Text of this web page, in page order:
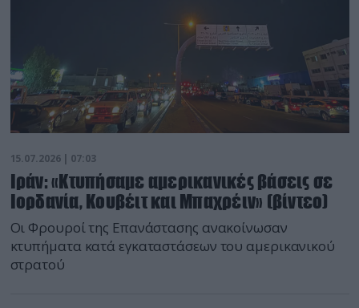
15.07.2026 | 07:03
Ιράν: «Κτυπήσαμε αμερικανικές βάσεις σε
Ιορδανία, Κουβέιτ και Μπαχρέιν» (βίντεο)
Οι Φρουροί της Επανάστασης ανακοίνωσαν
κτυπήματα κατά εγκαταστάσεων του αμερικανικού
στρατού